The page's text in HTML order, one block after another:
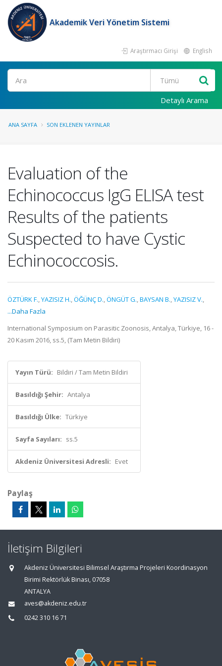
Akademik Veri Yönetim Sistemi
Araştırmacı Girişi English
Ara
Detaylı Arama
ANA SAYFA SON EKLENEN YAYINLAR
Evaluation of the
Echinococcus IgG ELISA test
Results of the patients
Suspected to have Cystic
Echinococcosis.
ÖZTÜRK F.,YAZISIZ H.,ÖĞÜNÇ D.,ÖNGÜT G.,BAYSAN B.,YAZISIZ V.,
...Daha Fazla
International Symposium on Parasitic Zoonosis, Antalya, Türkiye, 16 -
20 Kasım 2016, ss.5, (Tam Metin Bildiri)
Yayın Türü: Bildiri / Tam Metin Bildiri
Basıldığı Şehir: Antalya
Basıldığı Ülke: Türkiye
Sayfa Sayıları: ss.5
Akdeniz Üniversitesi Adresli: Evet
Paylaş
İletişim Bilgileri
Akdeniz Üniversitesi Bilimsel Araştırma Projeleri Koordinasyon
Birimi Rektörlük Binası, 07058
ANTALYA
aves@akdeniz.edu.tr
0242 310 16 71